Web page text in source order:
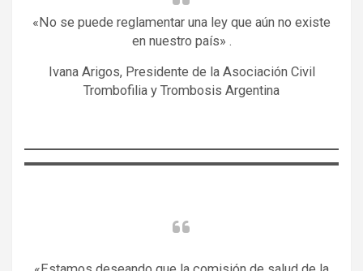
«No se puede reglamentar una ley que aún no existe
en nuestro país» .
Ivana Arigos, Presidente de la Asociación Civil
Trombofilia y Trombosis Argentina